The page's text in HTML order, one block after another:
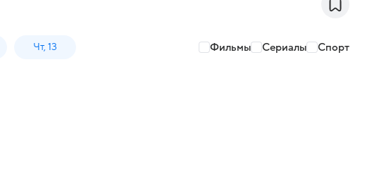
Чт, 13 Фильмы Сериалы Спорт